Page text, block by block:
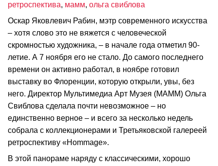
ретроспектива, мамм, ольга свиблова
Оскар Яковлевич Рабин, мэтр современного искусства
– хотя слово это не вяжется с человеческой
скромностью художника, – в начале года отметил 90-
летие. А 7 ноября его не стало. До самого последнего
времени он активно работал, в ноябре готовил
выставку во Флоренции, которую открыли, увы, без
него. Директор Мультимедиа Арт Музея (МАММ) Ольга
Свиблова сделала почти невозможное – но
единственно верное – и всего за несколько недель
собрала с коллекционерами и Третьяковской галереей
ретроспективу «Hommage».
В этой панораме наряду с классическими, хорошо